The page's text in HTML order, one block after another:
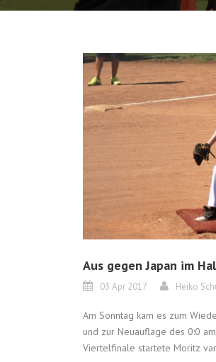
Aus gegen Japan im
03 Apr 2017 Heiko
Am Sonntag kam es zum
und zur Neuauflage des 0:0
Viertelfinale startete Moritz